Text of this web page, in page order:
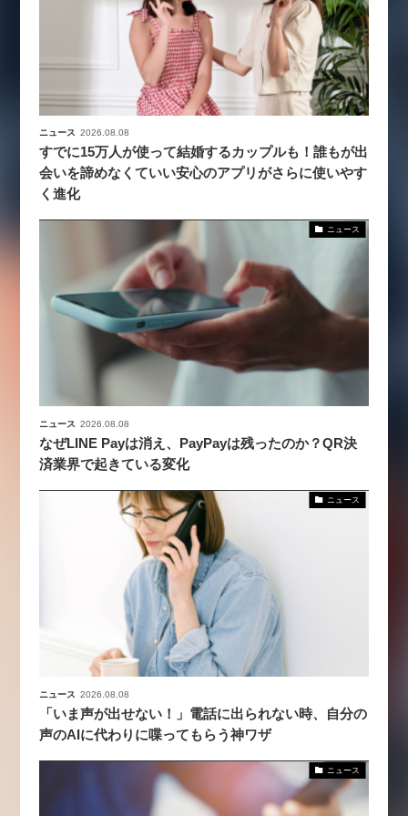
ニュース 2026.08.08
すでに15万人が使って結婚するカップルも！誰もが出
会いを諦めなくていい安心のアプリがさらに使いやす
く進化
ニュース
ニュース 2026.08.08
なぜLINE Payは消え、PayPayは残ったのか？QR決
済業界で起きている変化
ニュース
ニュース 2026.08.08
「いま声が出せない！」電話に出られない時、自分の
声のAIに代わりに喋ってもらう神ワザ
ニュース